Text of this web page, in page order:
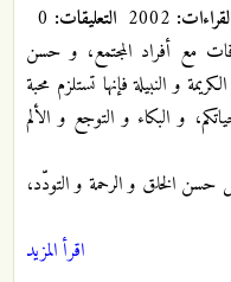
التعليقات:
مع أفراد المجتمع، و حسن
و النبيلة فإنها تستلزم محبة
و البكاء و التوجع و الألم
حسن الخلق و الرحمة و التودّد،
اقرأ المزيد